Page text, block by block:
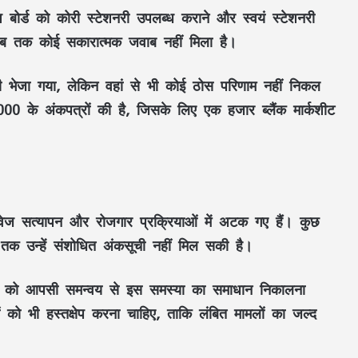
को कोरी स्टेशनरी उपलब्ध कराने और स्वयं स्टेशनरी
कोई सकारात्मक जवाब नहीं मिला है।
गया, लेकिन वहां से भी कोई ठोस परिणाम नहीं निकल
के अंकपत्रों की है, जिसके लिए एक हजार ब्लैंक मार्कशीट
सत्यापन और रोजगार प्रक्रियाओं में अटक गए हैं। कुछ
उन्हें संशोधित अंकसूची नहीं मिल सकी है।
को आपसी समन्वय से इस समस्या का समाधान निकालना
भी हस्तक्षेप करना चाहिए, ताकि लंबित मामलों का जल्द